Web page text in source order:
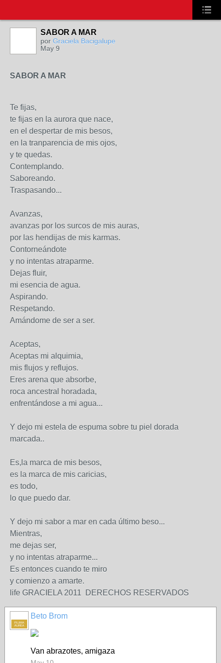
SABOR A MAR
por Graciela Bacigalupe
May 9
SABOR A MAR
Te fijas,
te fijas en la aurora que nace,
en el despertar de mis besos,
en la tranparencia de mis ojos,
y te quedas.
Contemplando.
Saboreando.
Traspasando...
Avanzas,
avanzas por los surcos de mis auras,
por las hendijas de mis karmas.
Contorneándote
y no intentas atraparme.
Dejas fluir,
mi esencia de agua.
Aspirando.
Respetando.
Amándome de ser a ser.
Aceptas,
Aceptas mi alquimia,
mis flujos y reflujos.
Eres arena que absorbe,
roca ancestral horadada,
enfrentándose a mi agua...
Y dejo mi estela de espuma sobre tu piel dorada
marcada..
Es,la marca de mis besos,
es la marca de mis caricias,
es todo,
lo que puedo dar.
Y dejo mi sabor a mar en cada último beso...
Mientras,
me dejas ser,
y no intentas atraparme...
Es entonces cuando te miro
y comienzo a amarte.
life GRACIELA 2011 DERECHOS RESERVADOS
PLUMA
ÁUREA
Beto Brom
Van abrazotes, amigaza